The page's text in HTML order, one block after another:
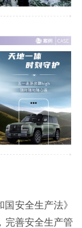
安全生产法》
完善安全生产管